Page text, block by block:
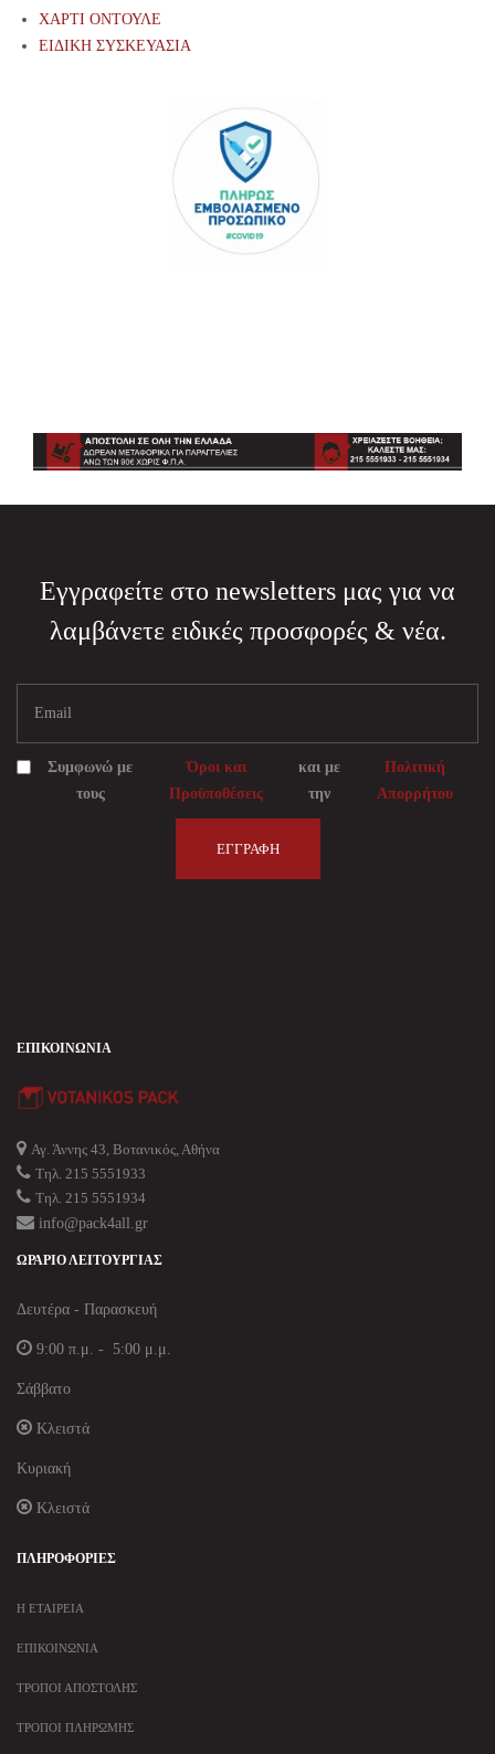
ΧΑΡΤΙ ΟΝΤΟΥΛΕ
ΕΙΔΙΚΗ ΣΥΣΚΕΥΑΣΙΑ
Εγγραφείτε στο newsletters μας για να
λαμβάνετε ειδικές προσφορές & νέα.
Συμφωνώ με
τους
Όροι και
Προϋποθέσεις
και με
την
Πολιτική
Απορρήτου
ΕΓΓΡΑΦΉ
ΕΠΙΚΟΙΝΩΝΊΑ
Αγ. Άννης 43, Βοτανικός, Αθήνα
Τηλ. 215 5551933
Τηλ. 215 5551934
info@pack4all.gr
ΩΡΆΡΙΟ ΛΕΙΤΟΥΡΓΊΑΣ
Δευτέρα - Παρασκευή
9:00 π.μ. - 5:00 μ.μ.
Σάββατο
Κλειστά
Κυριακή
Κλειστά
ΠΛΗΡΟΦΟΡΊΕΣ
Η ΕΤΑΙΡΕΊΑ
ΕΠΙΚΟΙΝΩΝΊΑ
ΤΡΌΠΟΙ ΑΠΟΣΤΟΛΉΣ
ΤΡΌΠΟΙ ΠΛΗΡΩΜΉΣ